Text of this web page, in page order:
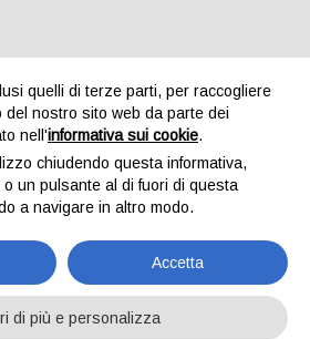
BST FAW (FIRE AWARENESS)
FAW (FIRE
quelli di terze parti, per raccogliere
del nostro sito web da parte dei
nell'informativa sui cookie.
chiudendo questa informativa,
un pulsante al di fuori di questa
a navigare in altro modo.
Accetta
di più e personalizza